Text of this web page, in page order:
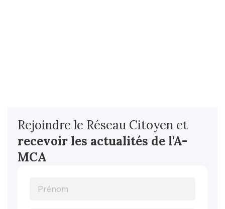
Rejoindre le Réseau Citoyen et
recevoir les actualités de l'A-
MCA